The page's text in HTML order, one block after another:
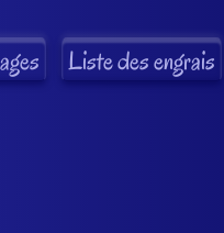
Liste des engrais